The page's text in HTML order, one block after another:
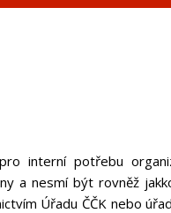
interní potřebu
a nesmí být rovněž
Úřadu ČČK nebo